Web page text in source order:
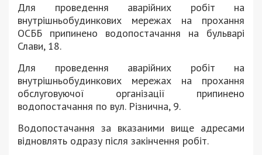
Для проведення аварійних робіт на
внутрішньобудинкових мережах на прохання
ОСББ припинено водопостачання на бульварі
Слави, 18.
Для проведення аварійних робіт на
внутрішньобудинкових мережах на прохання
обслуговуючої організації припинено
водопостачання по вул. Різнична, 9.
Водопостачання за вказаними вище адресами
відновлять одразу після закінчення робіт.